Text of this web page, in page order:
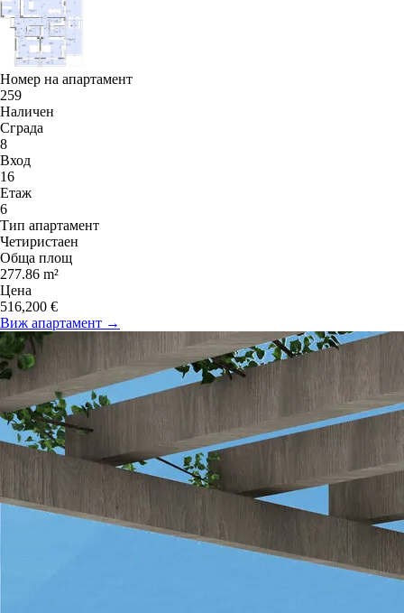
Номер на апартамент
259
Наличен
Сграда
8
Вход
16
Етаж
6
Тип апартамент
Четиристаен
Обща площ
277.86 m²
Цена
516,200 €
Виж апартамент →